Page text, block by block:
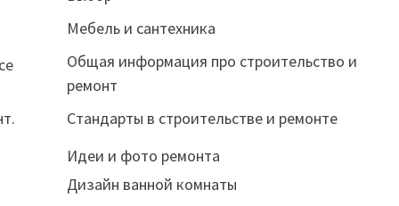
Мебель и сантехника
Общая информация про строительство и
ремонт
Стандарты в строительстве и ремонте
Идеи и фото ремонта
Дизайн ванной комнаты